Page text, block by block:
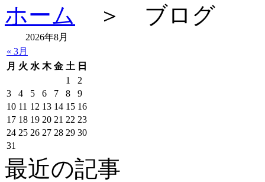
ホーム ＞ ブログ
2026年8月
« 3月
月 火 水 木 金 土 日
1
2
3
4 5 6 7 8
9
10 11 12 13 14 15 16
17 18 19 20 21 22 23
24 25 26 27 28 29 30
31
最近の記事